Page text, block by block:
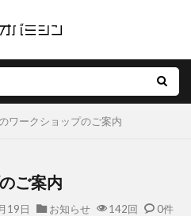
ワークショップのご案内
ご案内
19日 お知らせ 142回 0件